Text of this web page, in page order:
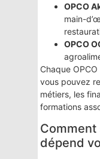
OPCO
main-
OPCO
Chaque
vous pouvez
métiers, les
formations
Comment
dépend